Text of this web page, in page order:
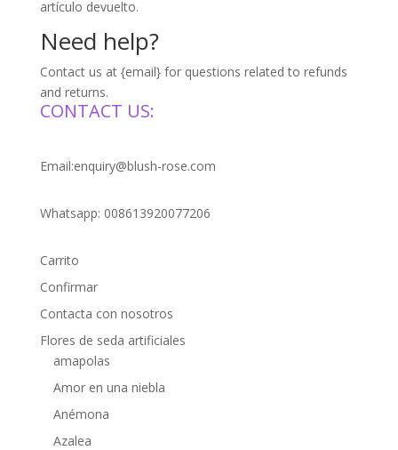
artículo devuelto.
Need help?
Contact us at {email} for questions related to refunds
and returns.
CONTACT US:
Email:enquiry@blush-rose.com
Whatsapp: 008613920077206
Carrito
Confirmar
Contacta con nosotros
Flores de seda artificiales
amapolas
Amor en una niebla
Anémona
Azalea